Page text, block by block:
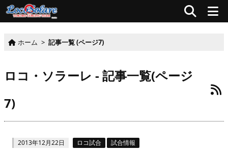
ホーム > 記事一覧 (ページ7)
ロコ・ソラーレ - 記事一覧(ページ
7)
2013年12月22日 ロコ試合 試合情報